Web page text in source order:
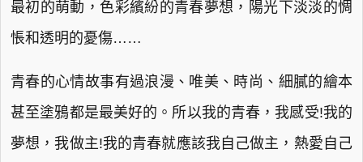
最初的萌動，色彩繽紛的青春夢想，陽光下淡淡的惆
悵和透明的憂傷……
青春的心情故事有過浪漫、唯美、時尚、細膩的繪本
甚至塗鴉都是最美好的。所以我的青春，我感受!我的
夢想，我做主!我的青春就應該我自己做主，熱愛自己